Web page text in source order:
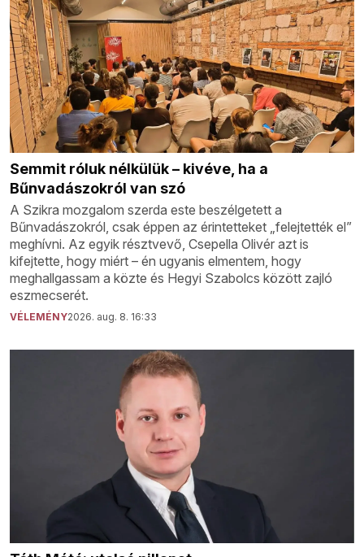
Semmit róluk nélkülük – kivéve, ha a
Bűnvadászokról van szó
A Szikra mozgalom szerda este beszélgetett a
Bűnvadászokról, csak éppen az érintetteket „felejtették el”
meghívni. Az egyik résztvevő, Csepella Olivér azt is
kifejtette, hogy miért – én ugyanis elmentem, hogy
meghallgassam a közte és Hegyi Szabolcs között zajló
eszmecserét.
VÉLEMÉNY2026. aug. 8. 16:33